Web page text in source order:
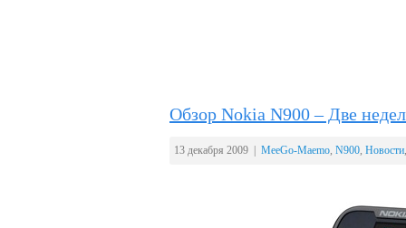
Обзор Nokia N900 – Две
13 декабря 2009 | MeeGo-Maemo, N900, Новости,